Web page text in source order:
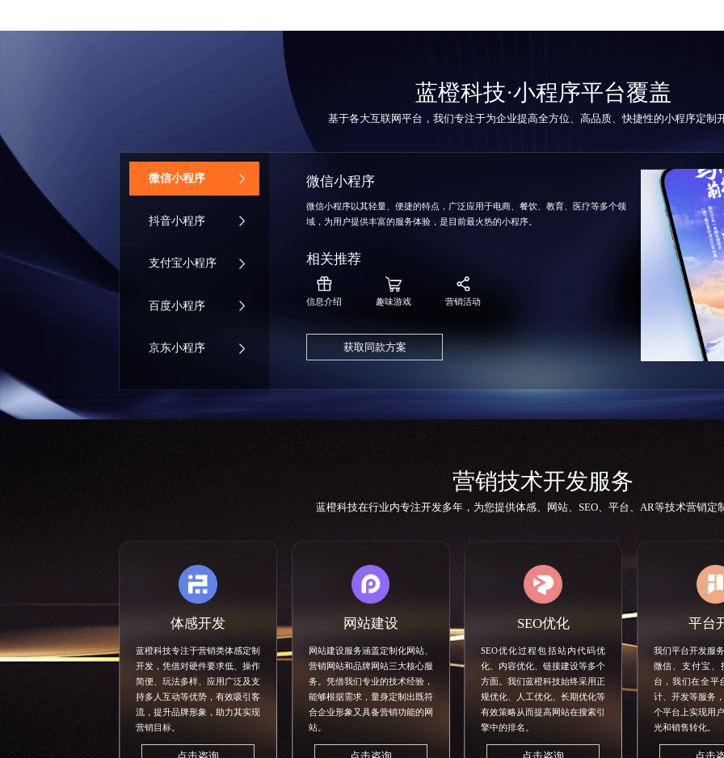
蓝橙科技·小程序平台覆盖
基于各大互联网平台，我们专注于为企业提高全方位、高品质、快捷性的小程序定制
‌微信小程序
抖音小程序
支付宝小程序
百度小程序
京东小程序
微信小程序
微信小程序以其轻量、便捷的特点，广泛应用于电商、餐饮、教育、医疗等多个领
域，为用户提供丰富的服务体验，是目前最火热的小程序。
相关推荐
信息介绍 趣味游戏 营销活动
获取同款方案
营销技术开发服务
蓝橙科技在行业内专注开发多年，为您提供体感、网站、SEO、平台、AR等技术营销定
体感开发
蓝橙科技专注于营销类体感定制
开发 ，凭借对硬件要求低、操作
简便、玩法多样、应用广泛及支
持多人互动等优势，有效吸引客
流，提升品牌形象，助力其实现
营销目标。
网站建设
网站建设服务涵盖定制化网站、
营销网站和品牌网站三大核心服
务。凭借我们专业的技术经验，
能够根据需求，量身定制出既符
合企业形象又具备营销功能的网
站。
SEO优化
SEO优化过程包括站内代码优
化、内容优化、链接建设等多个
方面。我们蓝橙科技始终采用正
规优化、人工优化、长期优化等
有效策略从而提高网站在搜索引
擎中的排名。
平台
我们平台开发服
微信、支付宝、
台，我们在全平
计、开发等服务
个平台上实现用
光和销售转化。